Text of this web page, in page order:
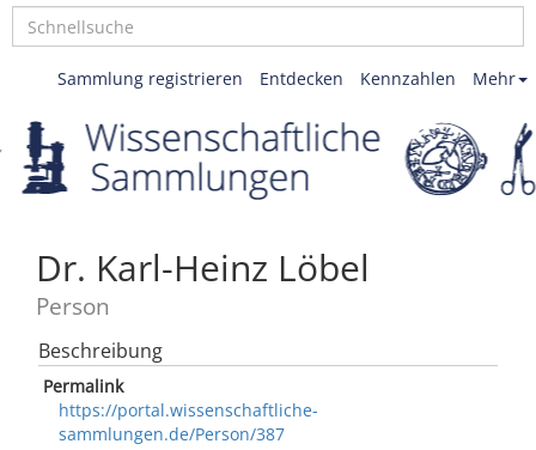
Mehr
Kennzahlen
Entdecken
Sammlung registrieren
Dr. Karl-Heinz Löbel
Person
Beschreibung
Permalink
https://portal.wissenschaftliche-
sammlungen.de/Person/387